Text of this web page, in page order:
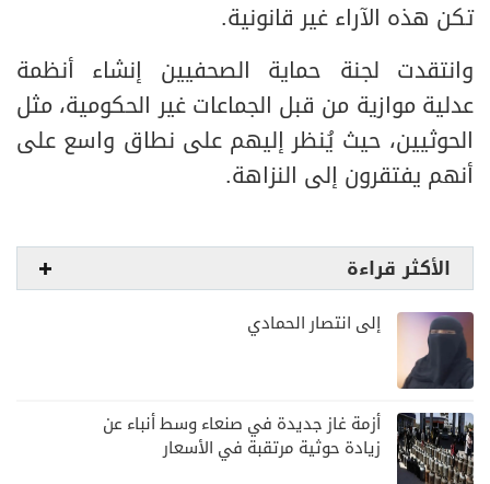
تكن هذه الآراء غير قانونية.
وانتقدت لجنة حماية الصحفيين إنشاء أنظمة
عدلية موازية من قبل الجماعات غير الحكومية، مثل
الحوثيين، حيث يُنظر إليهم على نطاق واسع على
أنهم يفتقرون إلى النزاهة.
الأكثر قراءة
إلى انتصار الحمادي
أزمة غاز جديدة في صنعاء وسط أنباء عن
زيادة حوثية مرتقبة في الأسعار